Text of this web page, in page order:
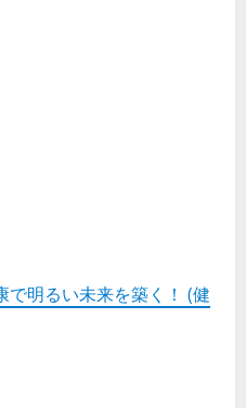
で明るい未来を築く！ (健